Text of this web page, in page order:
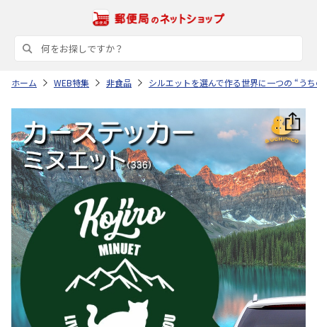
ホーム WEB特集 非食品 シルエットを選んで作る世界に一つの “う